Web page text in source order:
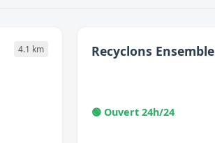
4.1 km Recyclons Ensemble
🟢 Ouvert 24h/24